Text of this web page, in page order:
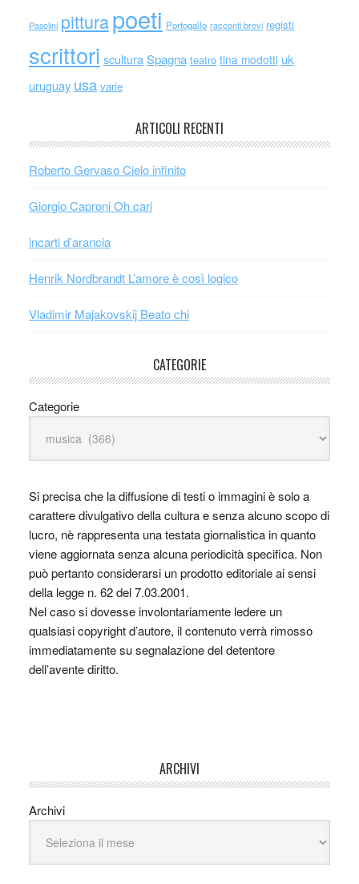
Pasolini pitturapoeti Portogallo racconti brevi registi
scrittori scultura Spagna teatro tina modotti uk
uruguay usa varie
ARTICOLI RECENTI
Roberto Gervaso Cielo infinito
Giorgio Caproni Oh cari
incarti d’arancia
Henrik Nordbrandt L’amore è così logico
Vladimir Majakovskij Beato chi
CATEGORIE
Categorie
Si precisa che la diffusione di testi o immagini è solo a
carattere divulgativo della cultura e senza alcuno scopo di
lucro, nè rappresenta una testata giornalistica in quanto
viene aggiornata senza alcuna periodicità specifica. Non
può pertanto considerarsi un prodotto editoriale ai sensi
della legge n. 62 del 7.03.2001.
Nel caso si dovesse involontariamente ledere un
qualsiasi copyright d’autore, il contenuto verrà rimosso
immediatamente su segnalazione del detentore
dell’avente diritto.
ARCHIVI
Archivi